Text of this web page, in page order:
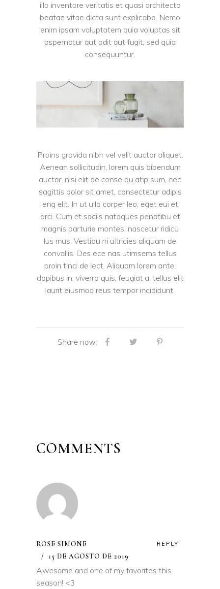
illo inventore veritatis et quasi architecto
beatae vitae dicta sunt explicabo. Nemo
enim ipsam voluptatem quia voluptas sit
aspernatur aut odit aut fugit, sed quia
consequuntur.
Proins gravida nibh vel velit auctor aliquet.
Aenean sollicitudin, lorem quis bibendum
auctor, nisi elit de conse qu atip sum, nec
sagittis dolor sit amet, consectetur adipis
eng elit. In ut ulla corper leo, eget eui et
orci. Cum et sociis natoques penatibu et
magnis parturie montes, nascetur ridicu
lus mus. Vestibu ni ultricies aliquam de
convallis. Des ece nas utimsems tellus
proin tinci de lect. Aliquam lorem ante,
dapibus in, viverra quis, feugiat a, tellus elit
laurit eiusmod reus tempor incididunt.
Share now:
COMMENTS
ROSE SIMONE
15 DE AGOSTO DE 2019
REPLY
Awesome and one of my favorites this
season! <3